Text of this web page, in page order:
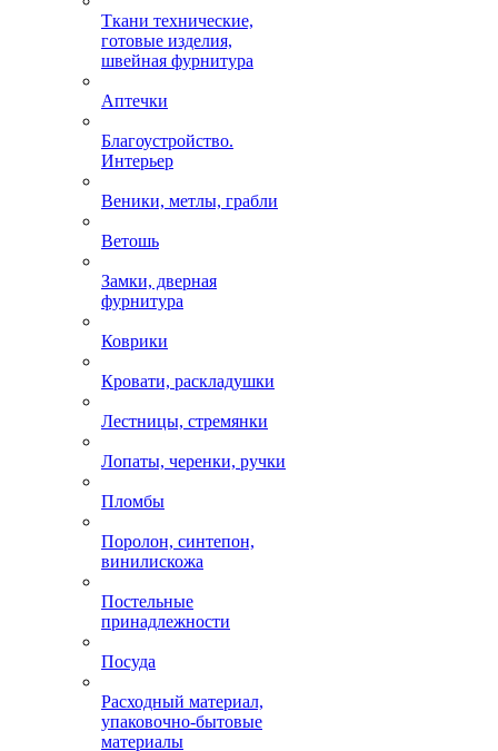
Ткани технические,
готовые изделия,
швейная фурнитура
Аптечки
Благоустройство.
Интерьер
Веники, метлы, грабли
Ветошь
Замки, дверная
фурнитура
Коврики
Кровати, раскладушки
Лестницы, стремянки
Лопаты, черенки, ручки
Пломбы
Поролон, синтепон,
винилискожа
Постельные
принадлежности
Посуда
Расходный материал,
упаковочно-бытовые
материалы